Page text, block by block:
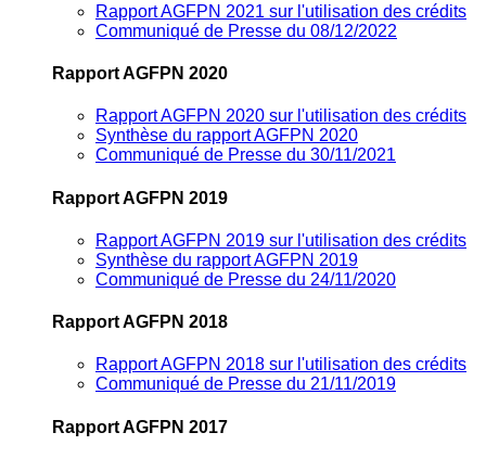
Rapport AGFPN 2021 sur l'utilisation des crédits
Communiqué de Presse du 08/12/2022
Rapport AGFPN 2020
Rapport AGFPN 2020 sur l'utilisation des crédits
Synthèse du rapport AGFPN 2020
Communiqué de Presse du 30/11/2021
Rapport AGFPN 2019
Rapport AGFPN 2019 sur l'utilisation des crédits
Synthèse du rapport AGFPN 2019
Communiqué de Presse du 24/11/2020
Rapport AGFPN 2018
Rapport AGFPN 2018 sur l'utilisation des crédits
Communiqué de Presse du 21/11/2019
Rapport AGFPN 2017